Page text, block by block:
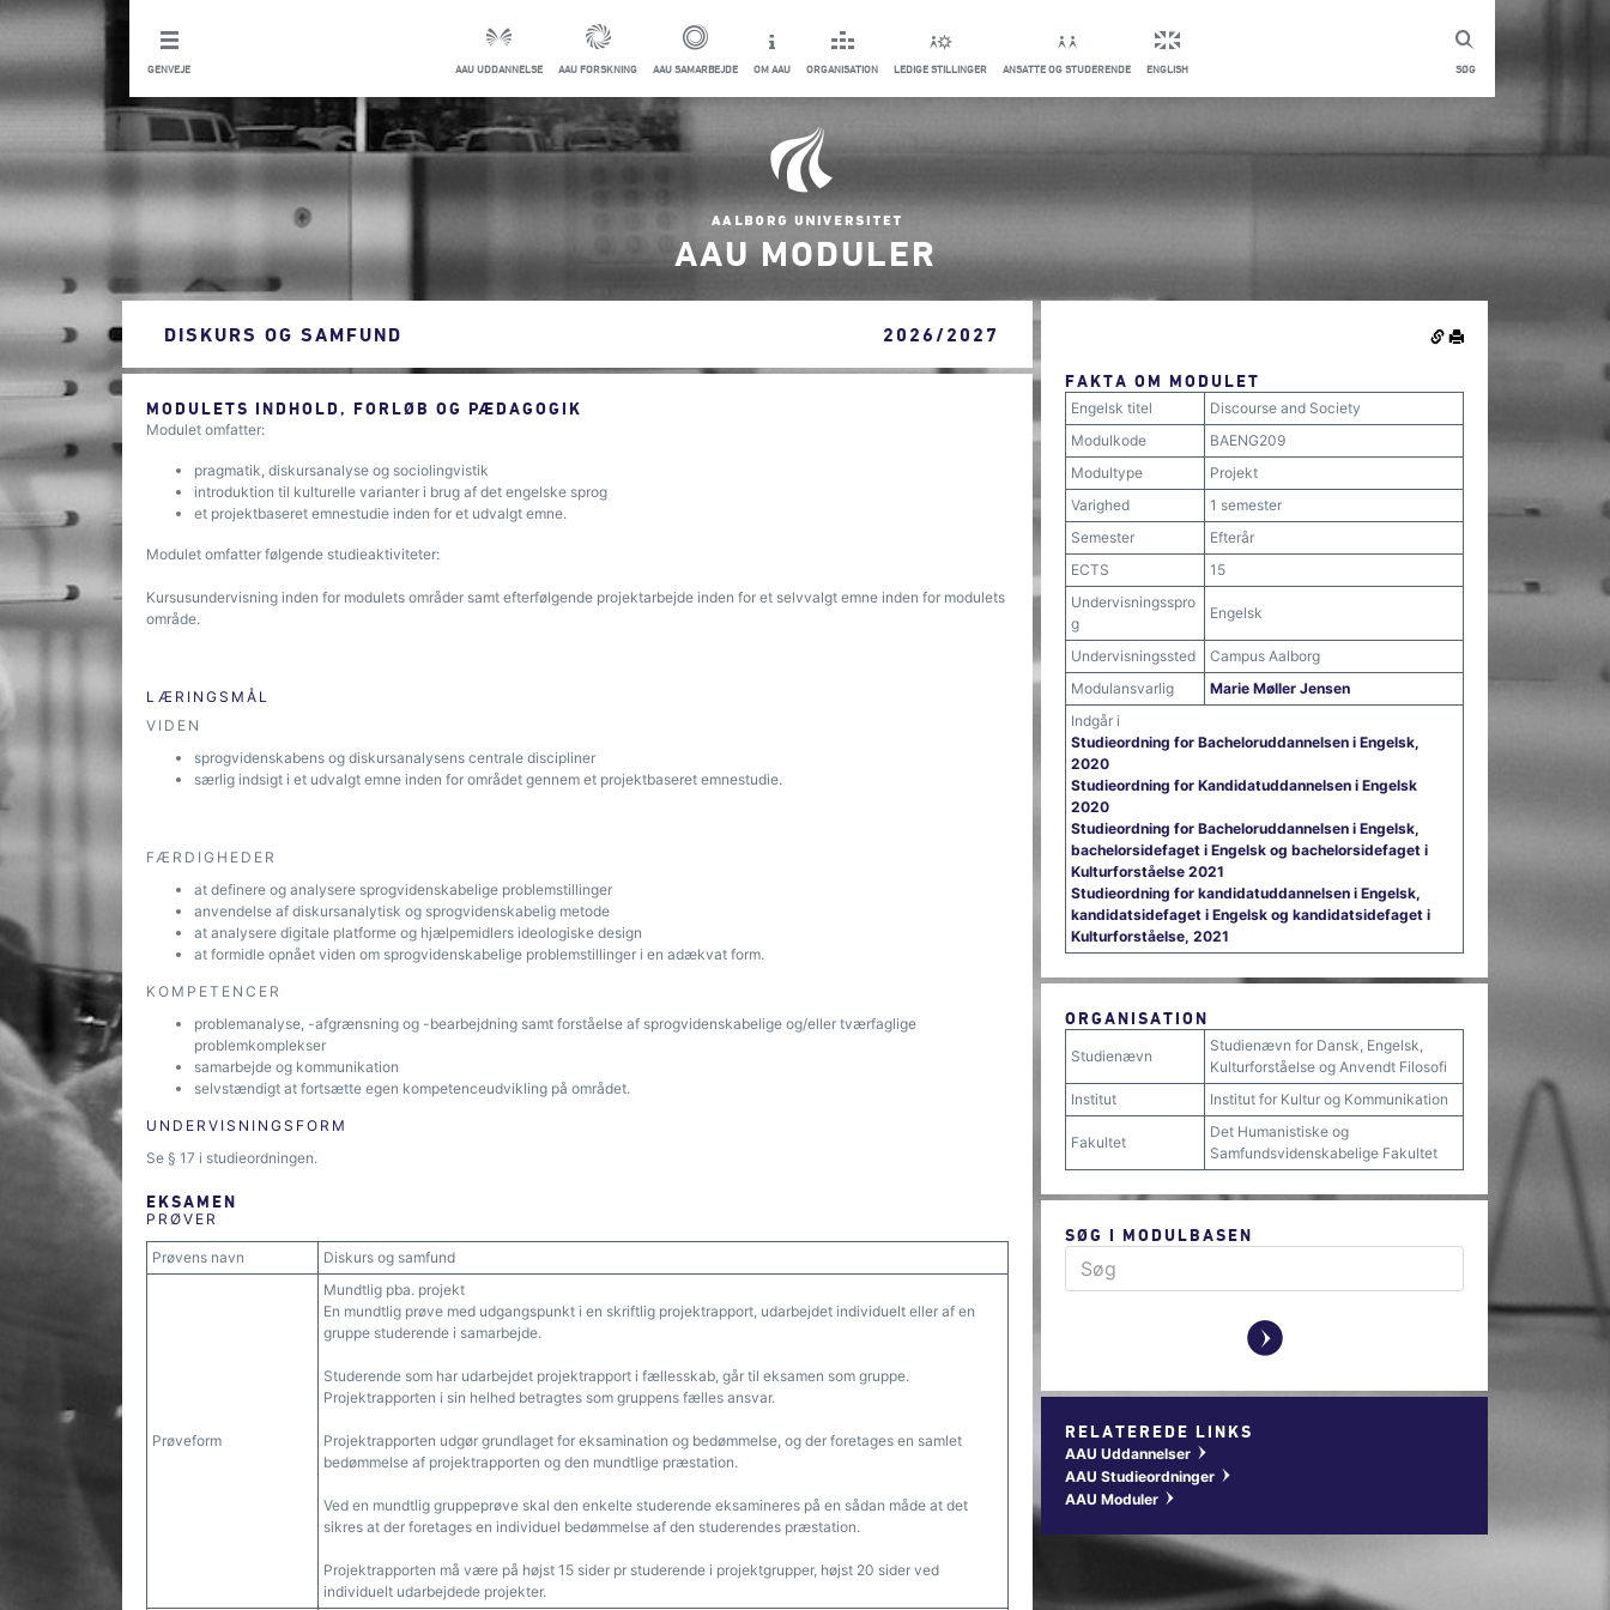
SØG
GENVEJE AAU UDDANNELSE AAU FORSKNING AAU SAMARBEJDE OM AAU ORGANISATION LEDIGE STILLINGER ANSATTE OG STUDERENDE ENGLISH
AAU MODULER
DISKURS OG SAMFUND 2026/2027
MODULETS INDHOLD, FORLØB OG PÆDAGOGIK
Modulet omfatter:
pragmatik, diskursanalyse og sociolingvistik
introduktion til kulturelle varianter i brug af det engelske sprog
et projektbaseret emnestudie inden for et udvalgt emne.
Modulet omfatter følgende studieaktiviteter:
Kursusundervisning inden for modulets områder samt efterfølgende projektarbejde inden for et selvvalgt emne inden for modulets
område.
LÆRINGSMÅL
VIDEN
sprogvidenskabens og diskursanalysens centrale discipliner
særlig indsigt i et udvalgt emne inden for området gennem et projektbaseret emnestudie.
FÆRDIGHEDER
at definere og analysere sprogvidenskabelige problemstillinger
anvendelse af diskursanalytisk og sprogvidenskabelig metode
at analysere digitale platforme og hjælpemidlers ideologiske design
at formidle opnået viden om sprogvidenskabelige problemstillinger i en adækvat form.
KOMPETENCER
problemanalyse, -afgrænsning og -bearbejdning samt forståelse af sprogvidenskabelige og/eller tværfaglige
problemkomplekser
samarbejde og kommunikation
selvstændigt at fortsætte egen kompetenceudvikling på området.
UNDERVISNINGSFORM
Se § 17 i studieordningen.
EKSAMEN
PRØVER
Prøvens navn Diskurs og samfund
Prøveform
Mundtlig pba. projekt
En mundtlig prøve med udgangspunkt i en skriftlig projektrapport, udarbejdet individuelt eller af en
gruppe studerende i samarbejde.
Studerende som har udarbejdet projektrapport i fællesskab, går til eksamen som gruppe.
Projektrapporten i sin helhed betragtes som gruppens fælles ansvar.
Projektrapporten udgør grundlaget for eksamination og bedømmelse, og der foretages en samlet
bedømmelse af projektrapporten og den mundtlige præstation.
Ved en mundtlig gruppeprøve skal den enkelte studerende eksamineres på en sådan måde at det
sikres at der foretages en individuel bedømmelse af den studerendes præstation.
Projektrapporten må være på højst 15 sider pr studerende i projektgrupper, højst 20 sider ved
individuelt udarbejdede projekter.
FAKTA OM MODULET
Engelsk titel
Discourse and Society
Modulkode
BAENG209
Modultype
Projekt
Varighed
1 semester
Semester
Efterår
ECTS
15
Undervisningsspro
g
Engelsk
Undervisningssted
Campus Aalborg
Modulansvarlig
Marie Møller Jensen
Indgår i
Studieordning for Bacheloruddannelsen i Engelsk,
2020
Studieordning for Kandidatuddannelsen i Engelsk
2020
Studieordning for Bacheloruddannelsen i Engelsk,
bachelorsidefaget i Engelsk og bachelorsidefaget i
Kulturforståelse 2021
Studieordning for kandidatuddannelsen i Engelsk,
kandidatsidefaget i Engelsk og kandidatsidefaget i
Kulturforståelse, 2021
ORGANISATION
Studienævn
Studienævn for Dansk, Engelsk,
Kulturforståelse og Anvendt Filosofi
Institut
Institut for Kultur og Kommunikation
Fakultet
Det Humanistiske og
Samfundsvidenskabelige Fakultet
SØG I MODULBASEN
y
RELATEREDE LINKS
AAU Uddannelser w
AAU Studieordninger w
AAU Moduler w